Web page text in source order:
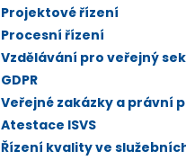
Projektové řízení
Procesní řízení
Vzdělávání pro veřejný
GDPR
Veřejné zakázky a právní
Atestace ISVS
Řízení kvality ve